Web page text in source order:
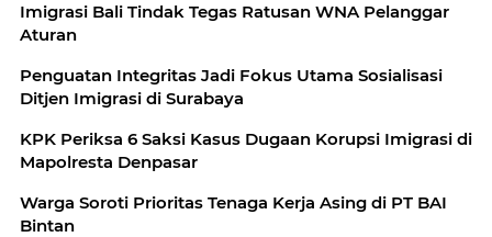
Imigrasi Bali Tindak Tegas Ratusan WNA Pelanggar
Aturan
Penguatan Integritas Jadi Fokus Utama Sosialisasi
Ditjen Imigrasi di Surabaya
KPK Periksa 6 Saksi Kasus Dugaan Korupsi Imigrasi di
Mapolresta Denpasar
Warga Soroti Prioritas Tenaga Kerja Asing di PT BAI
Bintan